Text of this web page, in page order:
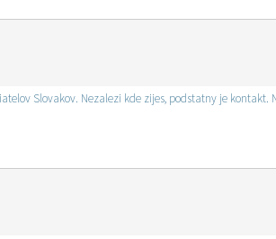
Slovakov. Nezalezi kde zijes, podstatny je